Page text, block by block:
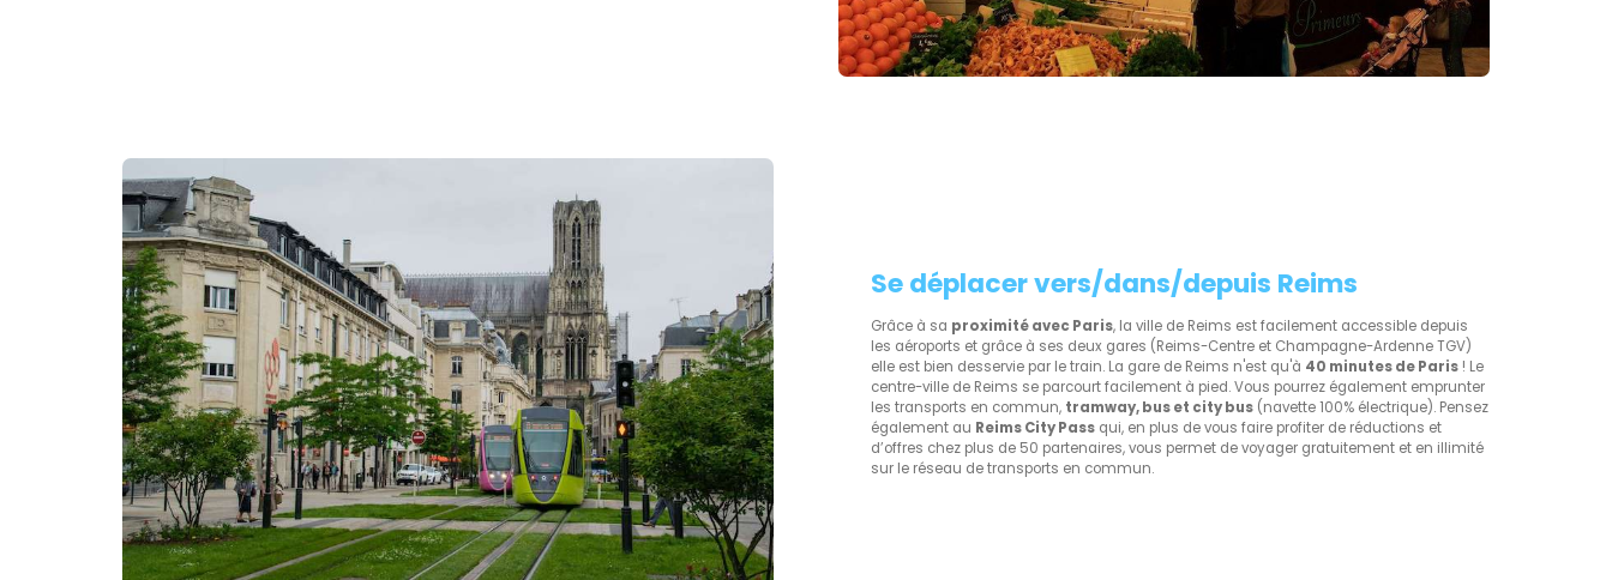
Se déplacer vers/dans/depuis Reims
Grâce à sa proximité avec Paris, la ville de Reims est facilement accessible depuis
les aéroports et grâce à ses deux gares (Reims-Centre et Champagne-Ardenne TGV)
elle est bien desservie par le train. La gare de Reims n'est qu'à 40 minutes de Paris ! Le
centre-ville de Reims se parcourt facilement à pied. Vous pourrez également emprunter
les transports en commun, tramway, bus et city bus (navette 100% électrique). Pensez
également au Reims City Pass qui, en plus de vous faire profiter de réductions et
d’offres chez plus de 50 partenaires, vous permet de voyager gratuitement et en illimité
sur le réseau de transports en commun.